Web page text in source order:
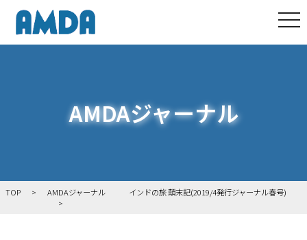
AMDAジャーナル
TOP AMDAジャーナル インドの旅 顛末記(2019/4発行ジャーナル春号)